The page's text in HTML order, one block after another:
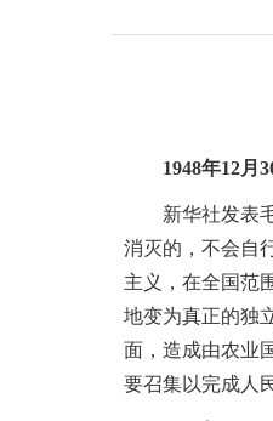
1948年12月
新华社发表毛
消灭的，不会自
主义，在全国范
地变为真正的独
面，造成由农业
要召集以完成人